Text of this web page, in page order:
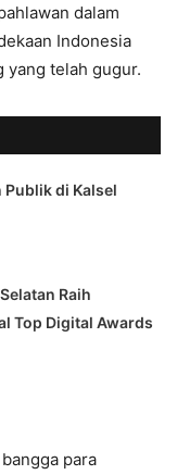
dalam
Indonesia
yang telah gugur.
Publik di Kalsel
Raih
Top Digital Awards
para